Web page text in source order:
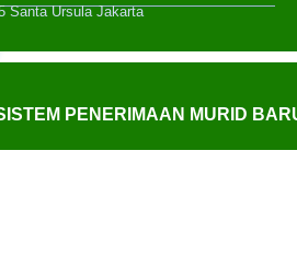
Santa Ursula Jakarta
PENERIMAAN MURID